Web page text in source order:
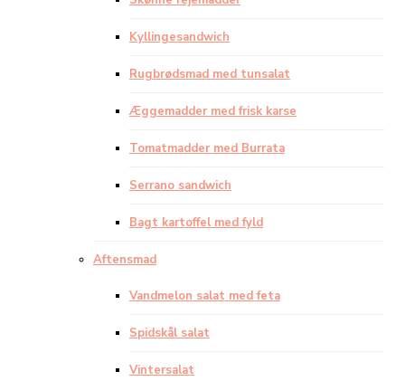
Kyllingesandwich
Rugbrødsmad med tunsalat
Æggemadder med frisk karse
Tomatmadder med Burrata
Serrano sandwich
Bagt kartoffel med fyld
Aftensmad
Vandmelon salat med feta
Spidskål salat
Vintersalat